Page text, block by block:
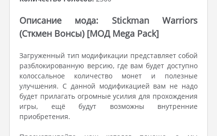
Описание мода: Stickman Warriors
(Сткмен Вонсы) [МОД Mega Pack]
Загруженный тип модификации представляет собой
разблокированную версию, где вам будет доступно
колоссальное количество монет и полезные
улучшения. С данной модификацией вам не надо
будет прилагать огромные усилия для прохождения
игры, ещё будут возможны внутренние
приобретения.